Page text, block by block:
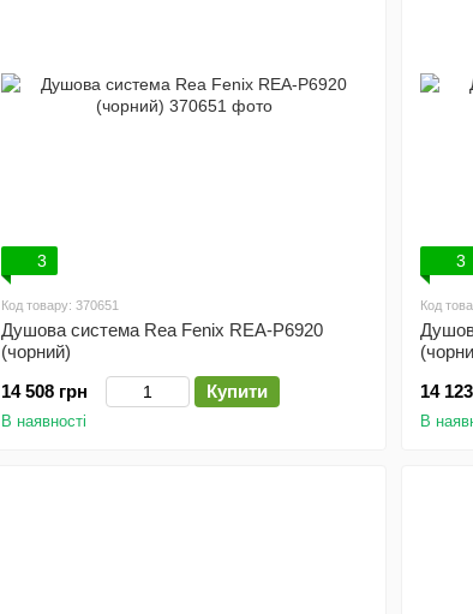
3
Код товару: 370651
Душова система Rea Fenix REA-P6920
(чорний)
14 508 грн
Купити
В наявності
3
Код
14
В